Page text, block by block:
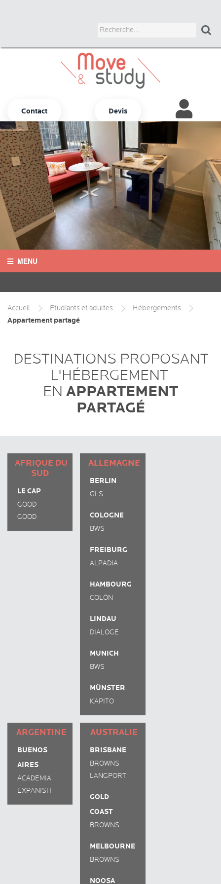
Contact Devis 
Autres options
ADULTES
JUNIORS
UNIVERSITAIRES
BUSINESS
COURS CHEZ LE PROF
MENU
CONTACT
DESTINATIONS
INFOS PRATIQUES
Accueil Etudiants et adultes Hébergements
Appartement partagé
DESTINATIONS PROPOSANT
L'HÉBERGEMENT
EN APPARTEMENT
PARTAGÉ
AFRIQUE DU
SUD
LE CAP
GOOD
HOPE
STUDIES
GOOD
HOPE
ALLEMAGNE
BERLIN
GLS
COLOGNE
BWS
FREIBURG
ALPADIA
HAMBOURG
COLÓN
CENTER
LINDAU
DIALOGE
MUNICH
BWS
MÜNSTER
KAPITO
SPRACHSCHULE
ARGENTINE
BUENOS
AIRES
ACADEMIA
BUENOS
AIRES
EXPANISH
AUSTRALIE
BRISBANE
BROWNS
LANGPORTS
GOLD
COAST
BROWNS
MELBOURNE
BROWNS
NOOSA